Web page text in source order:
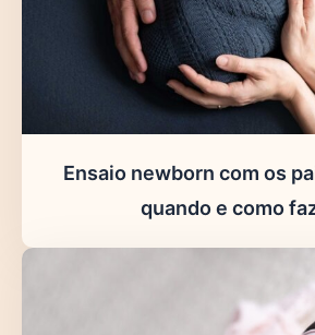
Ensaio newborn com os
quando e como